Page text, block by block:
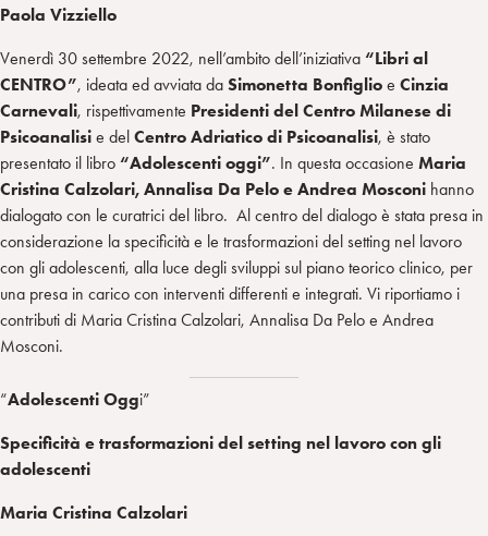
Paola Vizziello
Venerdì 30 settembre 2022, nell’ambito dell’iniziativa “Libri al
CENTRO”, ideata ed avviata da Simonetta Bonfiglio e Cinzia
Carnevali, rispettivamente Presidenti del Centro Milanese di
Psicoanalisi e del Centro Adriatico di Psicoanalisi, è stato
presentato il libro “Adolescenti oggi”. In questa occasione Maria
Cristina Calzolari, Annalisa Da Pelo e Andrea Mosconi hanno
dialogato con le curatrici del libro. Al centro del dialogo è stata presa in
considerazione la specificità e le trasformazioni del setting nel lavoro
con gli adolescenti, alla luce degli sviluppi sul piano teorico clinico, per
una presa in carico con interventi differenti e integrati. Vi riportiamo i
contributi di Maria Cristina Calzolari, Annalisa Da Pelo e Andrea
Mosconi.
“Adolescenti Oggi”
Specificità e trasformazioni del setting nel lavoro con gli
adolescenti
Maria Cristina Calzolari